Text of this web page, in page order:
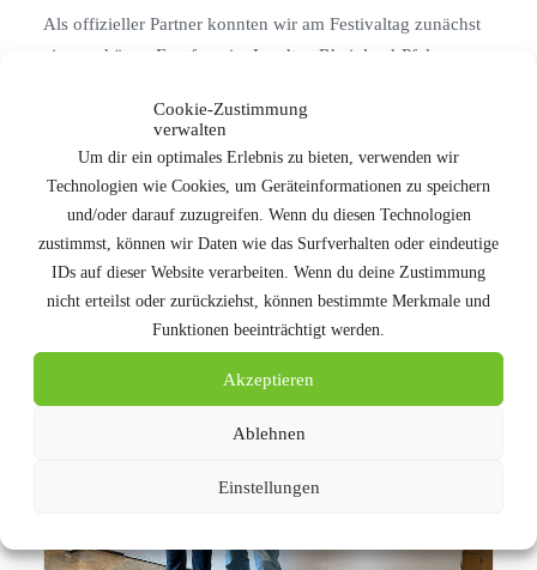
Cookie-Zustimmung
verwalten
Um dir ein optimales Erlebnis zu bieten, verwenden wir
Technologien wie Cookies, um Geräteinformationen zu speichern
und/oder darauf zuzugreifen. Wenn du diesen Technologien
zustimmst, können wir Daten wie das Surfverhalten oder eindeutige
IDs auf dieser Website verarbeiten. Wenn du deine Zustimmung
nicht erteilst oder zurückziehst, können bestimmte Merkmale und
Funktionen beeinträchtigt werden.
Akzeptieren
Ablehnen
Einstellungen
Als offizieller Partner konnten wir am Festivaltag zunächst
einen schönen Empfang im Landtag Rheinland-Pfalz
Air ansehen. “Eine rundum gelungenen Veranstaltung”,
fanden unsere Geschäftsführer Timm und Thomas.